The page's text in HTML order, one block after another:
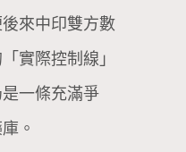
來中印雙方數
實際控制線」
一條充滿爭
。